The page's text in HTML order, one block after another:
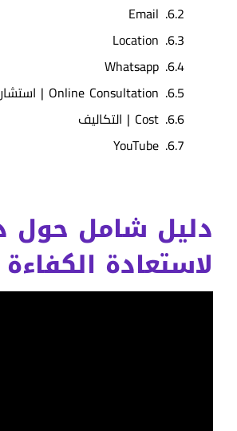
Email
Location
Whatsapp
Online Consultation | ‏استشارة اونلاين
Cost | التكاليف
YouTube
دليل شامل حول
لاستعادة